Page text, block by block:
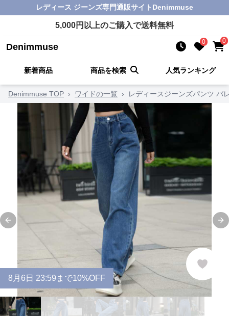
レディース ジーンズ専門通販サイト Denimmuse
5,000円以上のご購入で送料無料
Denimmuse 0 0
新着商品 商品を検索 人気ランキング
Denimmuse TOP › ワイドの一覧 › レディースジーンズパンツ バ
Previous slide
8 月 6 日 23:59まで10%OFF